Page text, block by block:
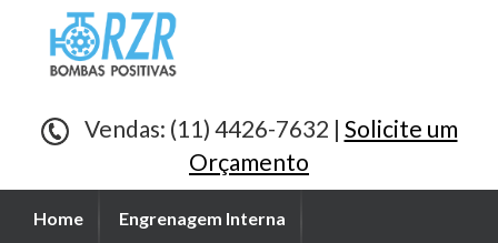
Vendas: (11) 4426-7632 | Solicite um
Orçamento
Home Engrenagem Interna